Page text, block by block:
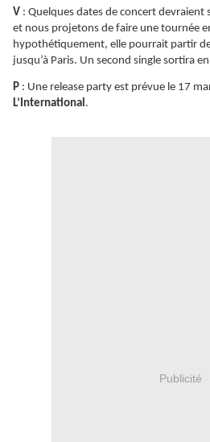
V : Quelques dates de concert devraient
et nous projetons de faire une tournée
hypothétiquement, elle pourrait partir
jusqu’à Paris. Un second single sortira
P : Une release party est prévue le 17
L’International.
Publicité